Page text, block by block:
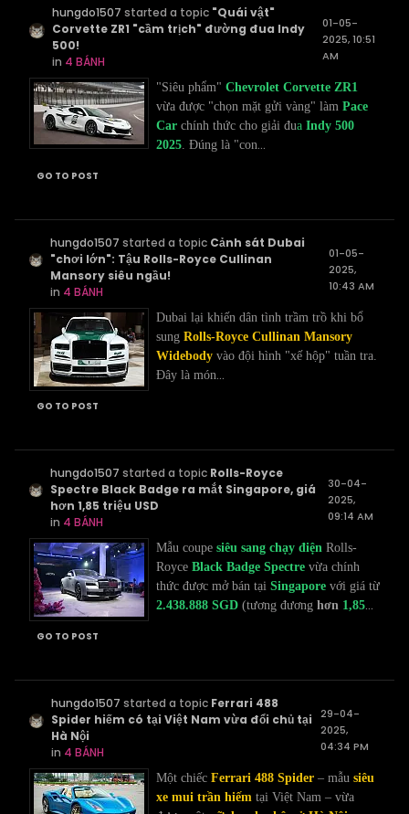
hungdo1507 started a topic "Quái vật"
Corvette ZR1 "cầm trịch" đường đua Indy
500!
in 4 BÁNH
01-05-
2025, 10:51
AM
"Siêu phẩm" Chevrolet Corvette ZR1
vừa được "chọn mặt gửi vàng" làm Pace
Car chính thức cho giải đua Indy 500
2025. Đúng là "con...
GO TO POST
hungdo1507 started a topic Cảnh sát Dubai
"chơi lớn": Tậu Rolls-Royce Cullinan
Mansory siêu ngầu!
in 4 BÁNH
01-05-
2025,
10:43 AM
Dubai lại khiến dân tình trầm trồ khi bổ
sung Rolls-Royce Cullinan Mansory
Widebody vào đội hình "xế hộp" tuần tra.
Đây là món...
GO TO POST
hungdo1507 started a topic Rolls-Royce
Spectre Black Badge ra mắt Singapore, giá
hơn 1,85 triệu USD
in 4 BÁNH
30-04-
2025,
09:14 AM
Mẫu coupe siêu sang chạy điện Rolls-
Royce Black Badge Spectre vừa chính
thức được mở bán tại Singapore với giá từ
2.438.888 SGD (tương đương hơn 1,85...
GO TO POST
hungdo1507 started a topic Ferrari 488
Spider hiếm có tại Việt Nam vừa đổi chủ tại
Hà Nội
in 4 BÁNH
29-04-
2025,
04:34 PM
Một chiếc Ferrari 488 Spider – mẫu siêu
xe mui trần hiếm tại Việt Nam – vừa